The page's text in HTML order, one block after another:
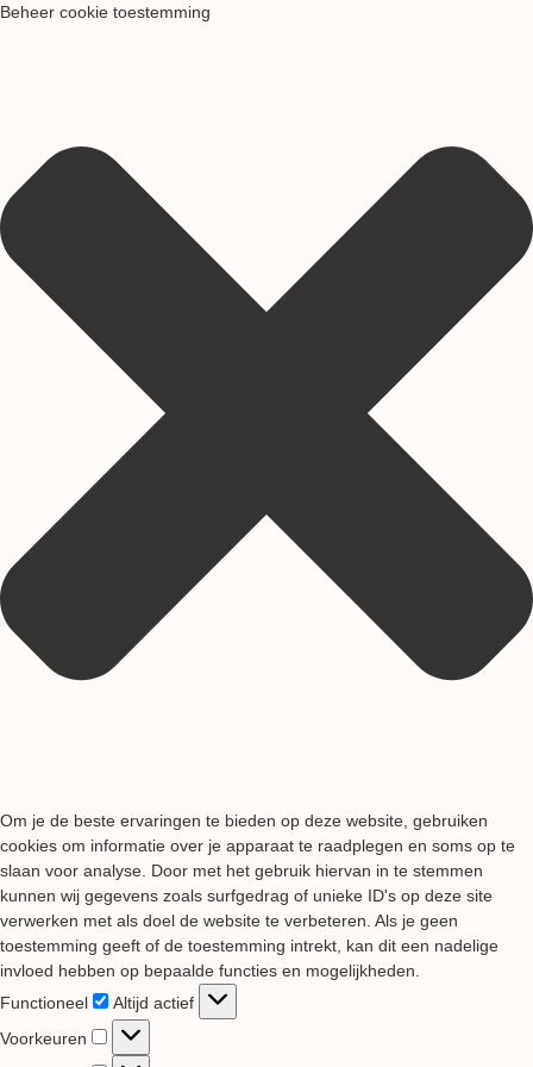
Beheer cookie toestemming
Om je de beste ervaringen te bieden op deze website, gebruiken
cookies om informatie over je apparaat te raadplegen en soms op te
slaan voor analyse. Door met het gebruik hiervan in te stemmen
kunnen wij gegevens zoals surfgedrag of unieke ID's op deze site
verwerken met als doel de website te verbeteren. Als je geen
toestemming geeft of de toestemming intrekt, kan dit een nadelige
invloed hebben op bepaalde functies en mogelijkheden.
Functioneel
Functioneel
Altijd actief
Voorkeuren
Voorkeuren